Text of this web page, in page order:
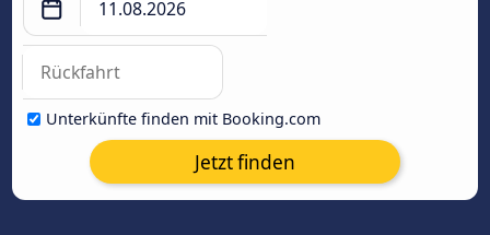
Unterkünfte finden mit Booking.com
Jetzt finden